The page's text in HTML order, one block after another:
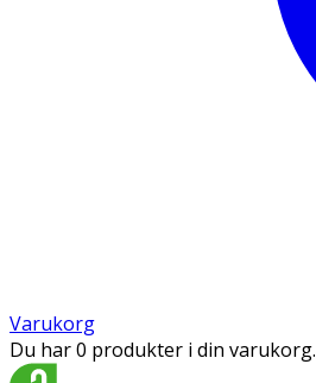
Varukorg
Du har 0 produkter i din varukorg.